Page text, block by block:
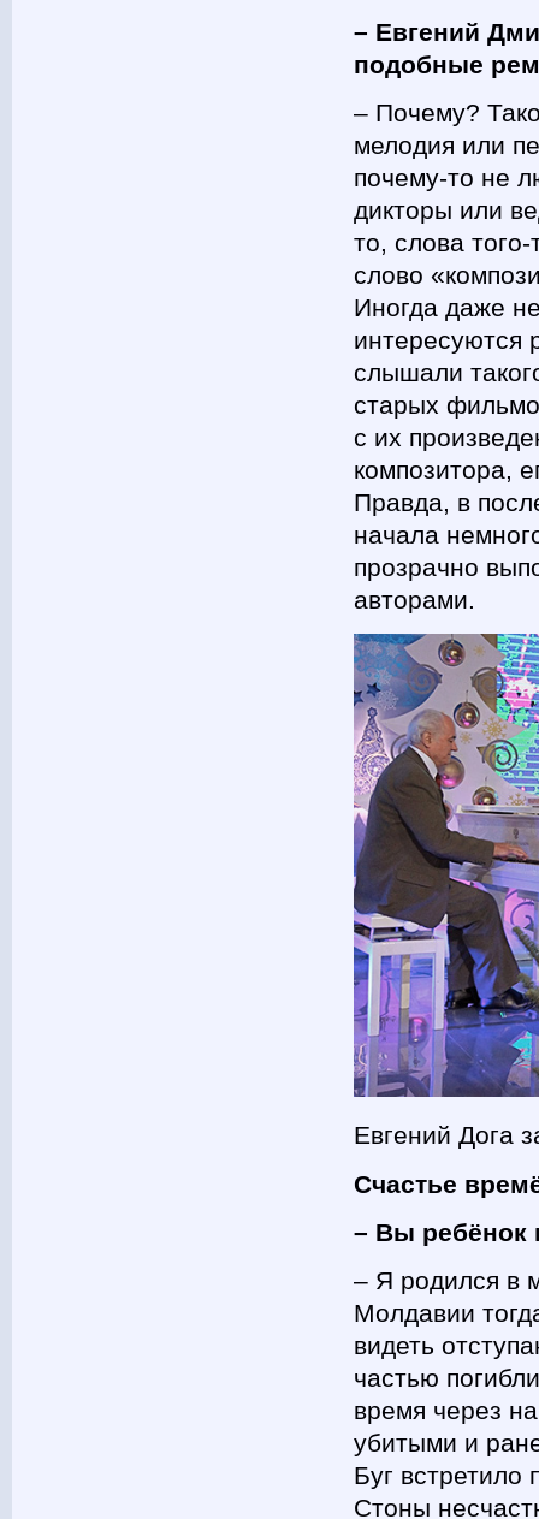
– Евгений
подобные
– Почему?
мелодия или
почему-то не
дикторы или
то, слова
слово
Иногда даже
интересуются
слышали
старых
с их
композитора,
Правда, в
начала
прозрачно
авторами.
Евгений Дога
Счастье
– Вы ребёнок
– Я родился в
Молдавии
видеть
частью
время через
убитыми и
Буг встретило
Стоны